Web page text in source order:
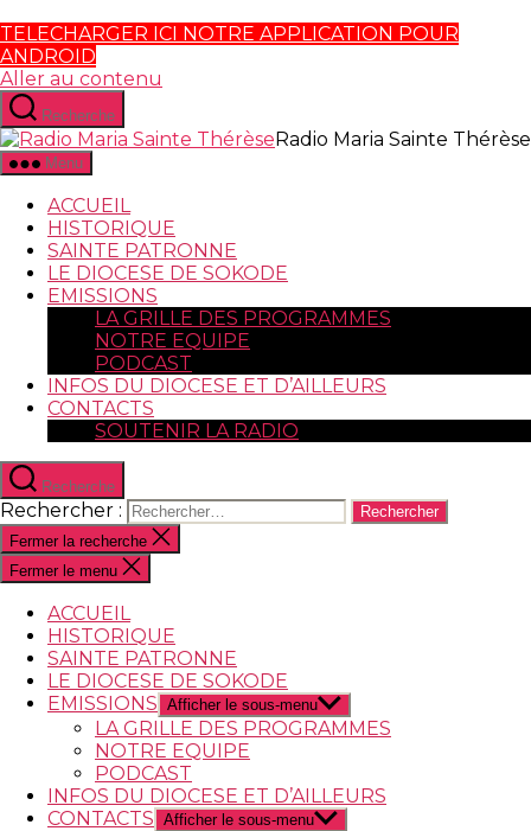
TELECHARGER ICI NOTRE APPLICATION POUR
ANDROID
Aller au contenu
Recherche
Radio Maria Sainte Thérèse
Menu
ACCUEIL
HISTORIQUE
SAINTE PATRONNE
LE DIOCESE DE SOKODE
EMISSIONS
LA GRILLE DES PROGRAMMES
NOTRE EQUIPE
PODCAST
INFOS DU DIOCESE ET D’AILLEURS
CONTACTS
SOUTENIR LA RADIO
Recherche
Rechercher :
Fermer la recherche
Fermer le menu
ACCUEIL
HISTORIQUE
SAINTE PATRONNE
LE DIOCESE DE SOKODE
EMISSIONS Afficher le sous-menu
LA GRILLE DES PROGRAMMES
NOTRE EQUIPE
PODCAST
INFOS DU DIOCESE ET D’AILLEURS
CONTACTS Afficher le sous-menu